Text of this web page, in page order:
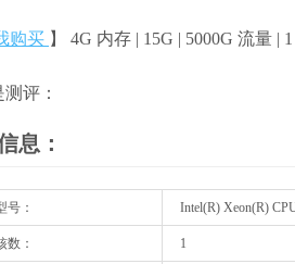
购买 】 4G 内存 | 15G | 5000G 流量 |
评：
息：
号： Intel(R) Xeon(R)
数： 1